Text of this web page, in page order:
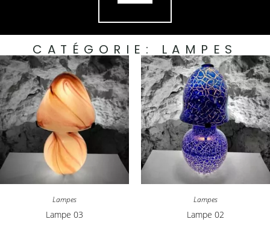
CATÉGORIE: LAMPES
Lampes
Lampe 03
Lampes
Lampe 02